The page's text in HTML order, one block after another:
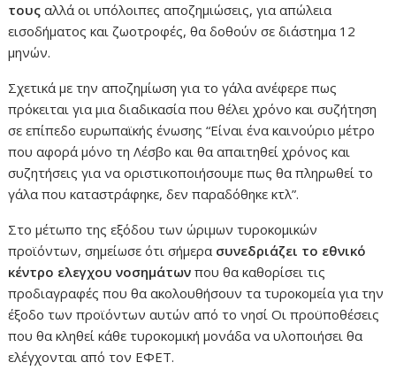
τουςαλλά οι υπόλοιπες αποζημιώσεις, για απώλεια
εισοδήματος και ζωοτροφές, θα δοθούν σε διάστημα 12
μηνών.
Σχετικά με την αποζημίωση για το γάλα ανέφερε πως
πρόκειται για μια διαδικασία που θέλει χρόνο και συζήτηση
σε επίπεδο ευρωπαϊκής ένωσης “Είναι ένα καινούριο μέτρο
που αφορά μόνο τη Λέσβο και θα απαιτηθεί χρόνος και
συζητήσεις για να οριστικοποιήσουμε πως θα πληρωθεί το
γάλα που καταστράφηκε, δεν παραδόθηκε κτλ”.
Στο μέτωπο της εξόδου των ώριμων τυροκομικών
προϊόντων, σημείωσε ότι σήμερα συνεδριάζει το εθνικό
κέντρο ελεγχου νοσημάτωνπου θα καθορίσει τις
προδιαγραφές που θα ακολουθήσουν τα τυροκομεία για την
έξοδο των προϊόντων αυτών από το νησί Οι προϋποθέσεις
που θα κληθεί κάθε τυροκομική μονάδα να υλοποιήσει θα
ελέγχονται από τον ΕΦΕΤ.